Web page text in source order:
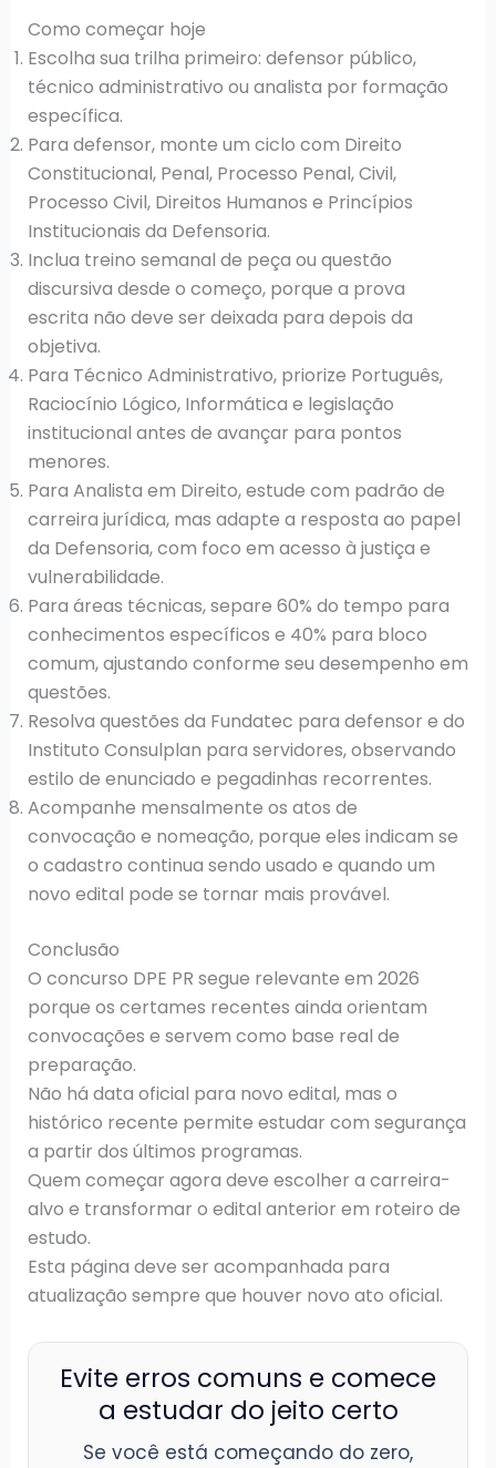
Como começar hoje
Escolha sua trilha primeiro: defensor público,
técnico administrativo ou analista por formação
específica.
Para defensor, monte um ciclo com Direito
Constitucional, Penal, Processo Penal, Civil,
Processo Civil, Direitos Humanos e Princípios
Institucionais da Defensoria.
Inclua treino semanal de peça ou questão
discursiva desde o começo, porque a prova
escrita não deve ser deixada para depois da
objetiva.
Para Técnico Administrativo, priorize Português,
Raciocínio Lógico, Informática e legislação
institucional antes de avançar para pontos
menores.
Para Analista em Direito, estude com padrão de
carreira jurídica, mas adapte a resposta ao papel
da Defensoria, com foco em acesso à justiça e
vulnerabilidade.
Para áreas técnicas, separe 60% do tempo para
conhecimentos específicos e 40% para bloco
comum, ajustando conforme seu desempenho em
questões.
Resolva questões da Fundatec para defensor e do
Instituto Consulplan para servidores, observando
estilo de enunciado e pegadinhas recorrentes.
Acompanhe mensalmente os atos de
convocação e nomeação, porque eles indicam se
o cadastro continua sendo usado e quando um
novo edital pode se tornar mais provável.
Conclusão
O concurso DPE PR segue relevante em 2026
porque os certames recentes ainda orientam
convocações e servem como base real de
preparação.
Não há data oficial para novo edital, mas o
histórico recente permite estudar com segurança
a partir dos últimos programas.
Quem começar agora deve escolher a carreira-
alvo e transformar o edital anterior em roteiro de
estudo.
Esta página deve ser acompanhada para
atualização sempre que houver novo ato oficial.
Evite erros comuns e comece
a estudar do jeito certo
Se você está começando do zero,